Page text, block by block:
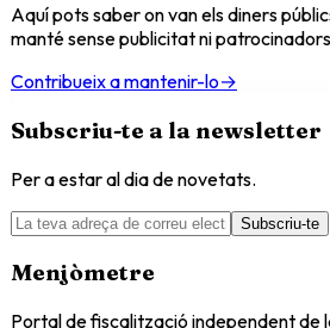
Aquí pots saber on van els diners
manté sense publicitat ni
Contribueix a mantenir-lo→
Subscriu-te a la newsletter
Per a estar al dia de novetats.
Subscriu-te
Menjòmetre
Portal de fiscalització independent de